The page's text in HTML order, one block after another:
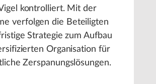
kontrolliert. Mit der
verfolgen die Beteiligten
Strategie zum Aufbau
Organisation für
Zerspanungslösungen.